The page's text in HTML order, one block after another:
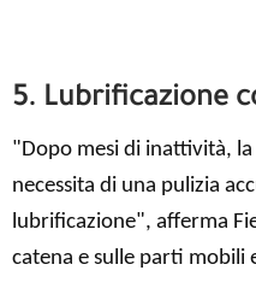
5. Lubrificazione
"Dopo mesi di inattività,
necessita di una pulizia
lubrificazione", afferma
catena e sulle parti mobili